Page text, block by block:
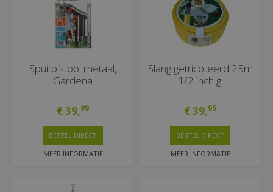
Spuitpistool metaal,
Gardena
€39,99
MEER INFORMATIE
BESTEL DIRECT
Slang getricoteerd 25m
1/2 inch gl
€39,95
MEER INFORMATIE
BESTEL DIRECT